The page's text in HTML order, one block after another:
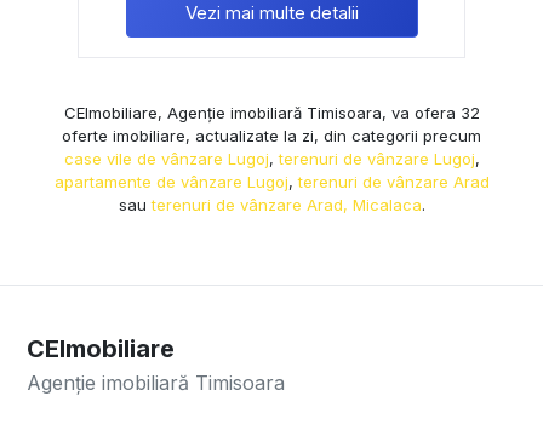
Vezi mai multe detalii
CEImobiliare, Agenție imobiliară Timisoara, va ofera 32
oferte imobiliare, actualizate la zi, din categorii precum
case vile de vânzare Lugoj,terenuri de vânzare Lugoj,
apartamente de vânzare Lugoj,terenuri de vânzare Arad
sauterenuri de vânzare Arad, Micalaca.
CEImobiliare
Agenție imobiliară Timisoara